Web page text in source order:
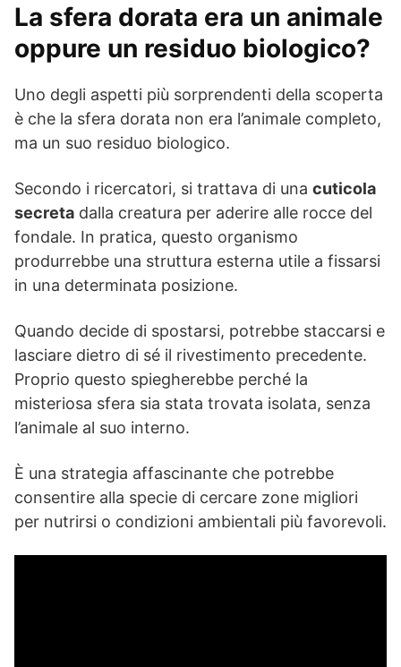
La sfera dorata era un animale
oppure un residuo biologico?
Uno degli aspetti più sorprendenti della scoperta
è che la sfera dorata non era l’animale completo,
ma un suo residuo biologico.
Secondo i ricercatori, si trattava di una cuticola
secreta dalla creatura per aderire alle rocce del
fondale. In pratica, questo organismo
produrrebbe una struttura esterna utile a fissarsi
in una determinata posizione.
Quando decide di spostarsi, potrebbe staccarsi e
lasciare dietro di sé il rivestimento precedente.
Proprio questo spiegherebbe perché la
misteriosa sfera sia stata trovata isolata, senza
l’animale al suo interno.
È una strategia affascinante che potrebbe
consentire alla specie di cercare zone migliori
per nutrirsi o condizioni ambientali più favorevoli.